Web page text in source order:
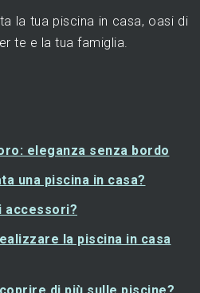
la tua piscina in casa, oasi di
te e la tua famiglia.
eleganza senza bordo
una piscina in casa?
accessori?
la piscina in casa